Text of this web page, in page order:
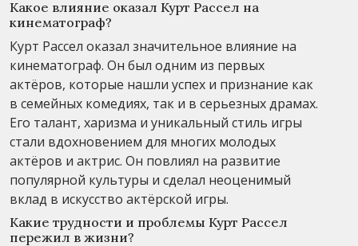
Какое влияние оказал Курт Рассел на
кинематограф?
Курт Рассел оказал значительное влияние на
кинематограф. Он был одним из первых
актёров, которые нашли успех и признание как
в семейных комедиях, так и в серьезных драмах.
Его талант, харизма и уникальный стиль игры
стали вдохновением для многих молодых
актёров и актрис. Он повлиял на развитие
популярной культуры и сделал неоценимый
вклад в искусство актёрской игры.
Какие трудности и проблемы Курт Рассел
пережил в жизни?